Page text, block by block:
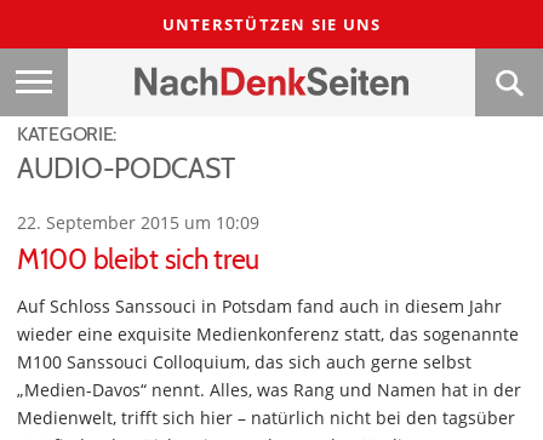
UNTERSTÜTZEN SIE UNS
KATEGORIE:
AUDIO-PODCAST
22. September 2015 um 10:09
M100 bleibt sich treu
Auf Schloss Sanssouci in Potsdam fand auch in diesem Jahr
wieder eine exquisite Medienkonferenz statt, das sogenannte
M100 Sanssouci Colloquium, das sich auch gerne selbst
„Medien-Davos“ nennt. Alles, was Rang und Namen hat in der
Medienwelt, trifft sich hier – natürlich nicht bei den tagsüber